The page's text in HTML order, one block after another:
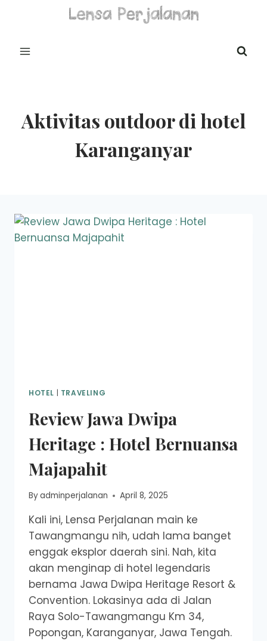
Aktivitas outdoor di hotel
Karanganyar
HOTEL TRAVELING
Review Jawa Dwipa
Heritage : Hotel Bernuansa
Majapahit
Byadminperjalanan April 8, 2025
Kali ini, Lensa Perjalanan main ke
Tawangmangu nih, udah lama banget
enggak eksplor daerah sini. Nah, kita
akan menginap di hotel legendaris
bernama Jawa Dwipa Heritage Resort &
Convention. Lokasinya ada di Jalan
Raya Solo-Tawangmangu Km 34,
Popongan, Karanganyar, Jawa Tengah.